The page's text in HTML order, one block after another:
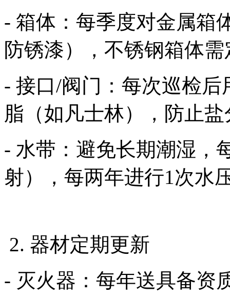
- 箱体：每季度对金属箱
防锈漆），不锈钢箱体
- 接口/阀门：每次巡检
脂（如凡士林），防止
- 水带：避免长期潮湿，
射），每两年进行1次水
2. 器材定期更新
- 灭火器：每年送具备资